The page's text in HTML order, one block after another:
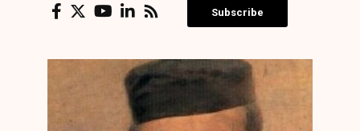
Subscribe